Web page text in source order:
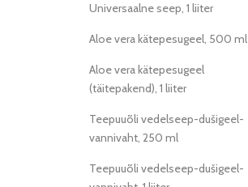
Universaalne seep, 1 liiter
Aloe vera kätepesugeel, 500 ml
Aloe vera kätepesugeel
(täitepakend), 1 liiter
Teepuuõli vedelseep-dušigeel-
vannivaht, 250 ml
Teepuuõli vedelseep-dušigeel-